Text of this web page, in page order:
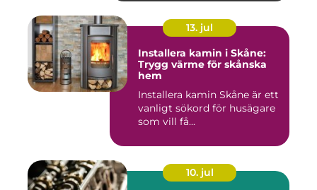
13. jul
Installera kamin i Skåne:
Trygg värme för skånska
hem
Installera kamin Skåne är ett
vanligt sökord för husägare
som vill få...
10. jul